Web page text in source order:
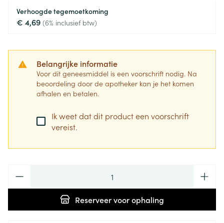
Verhoogde tegemoetkoming
€ 4,69 (6% inclusief btw)
Belangrijke informatie
Voor dit geneesmiddel is een voorschrift nodig. Na
beoordeling door de apotheker kan je het komen
afhalen en betalen.
Ik weet dat dit product een voorschrift
vereist.
Reserveervoor ophaling